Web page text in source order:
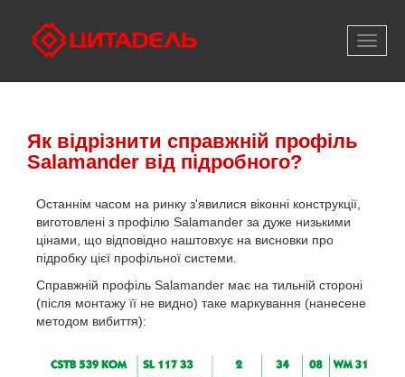
меню
Як відрізнити справжній профіль
Salamander від підробного?
Останнім часом на ринку з'явилися віконні конструкції,
виготовлені з профілю Salamander за дуже низькими
цінами, що відповідно наштовхує на висновки про
підробку цієї профільної системи.
Справжній профіль Salamander має на тильній стороні
(після монтажу її не видно) таке маркування (нанесене
методом вибиття):